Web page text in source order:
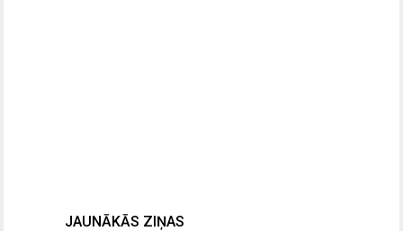
JAUNĀKĀS ZIŅAS